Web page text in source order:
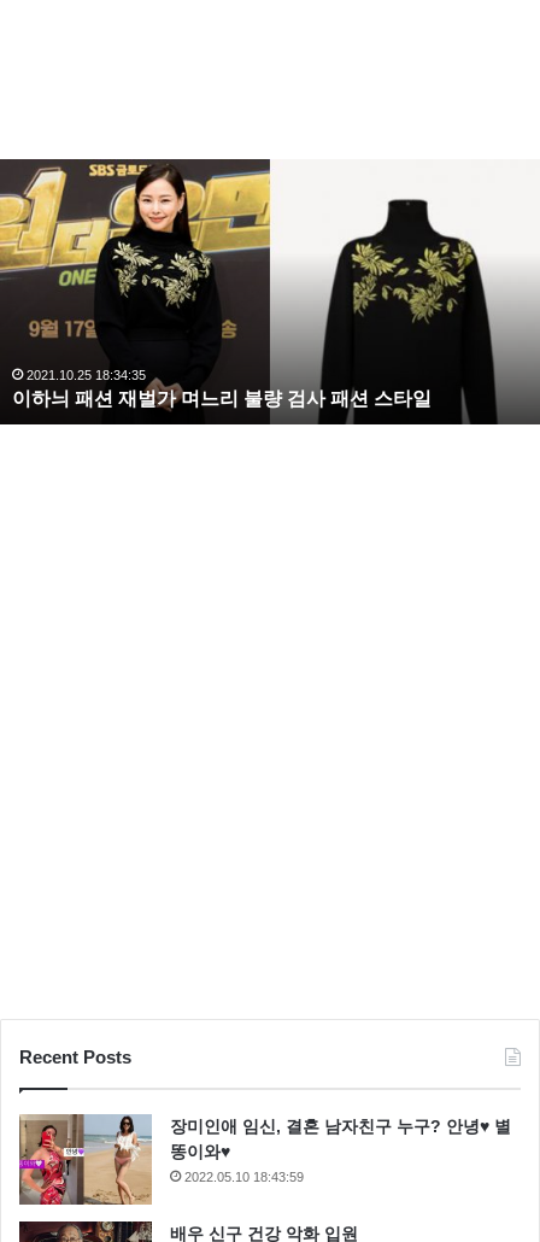
하
늬
패
션
며
느
리
2021.10.25 18:34:35
이하늬 패션 재벌가 며느리 불량 검사 패션 스타일
Recent Posts
장미인애 임신, 결혼 남자친구 누구? 안녕♥ 별
똥이와♥
2022.05.10 18:43:59
배우 신구 건강 악화 입원